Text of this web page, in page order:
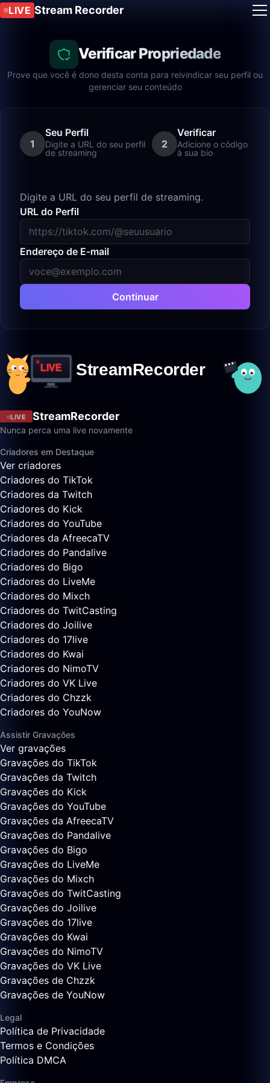
LIVE Stream Recorder
Verificar Propriedade
Prove que você é dono desta conta para reivindicar seu perfil ou
gerenciar seu conteúdo
1
Seu Perfil
Digite a URL do seu perfil
de streaming
2
Verificar
Adicione o código
à sua bio
Digite a URL do seu perfil de streaming.
URL do Perfil
Endereço de E-mail
Continuar
LIVE StreamRecorder
Nunca perca uma live novamente
Criadores em Destaque
Ver criadores
Criadores do TikTok
Criadores da Twitch
Criadores do Kick
Criadores do YouTube
Criadores da AfreecaTV
Criadores do Pandalive
Criadores do Bigo
Criadores do LiveMe
Criadores do Mixch
Criadores do TwitCasting
Criadores do Joilive
Criadores do 17live
Criadores do Kwai
Criadores do NimoTV
Criadores do VK Live
Criadores do Chzzk
Criadores do YouNow
Assistir Gravações
Ver gravações
Gravações do TikTok
Gravações da Twitch
Gravações do Kick
Gravações do YouTube
Gravações da AfreecaTV
Gravações do Pandalive
Gravações do Bigo
Gravações do LiveMe
Gravações do Mixch
Gravações do TwitCasting
Gravações do Joilive
Gravações do 17live
Gravações do Kwai
Gravações do NimoTV
Gravações do VK Live
Gravações de Chzzk
Gravações de YouNow
Legal
Política de Privacidade
Termos e Condições
Política DMCA